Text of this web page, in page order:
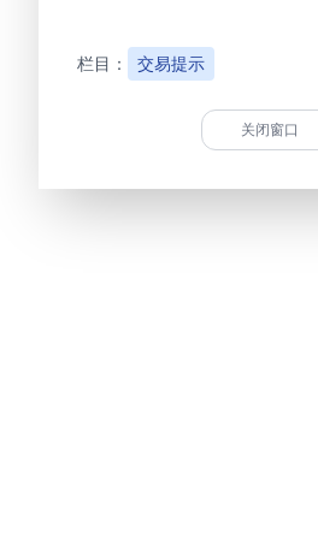
栏目： 交易提示
关闭窗口